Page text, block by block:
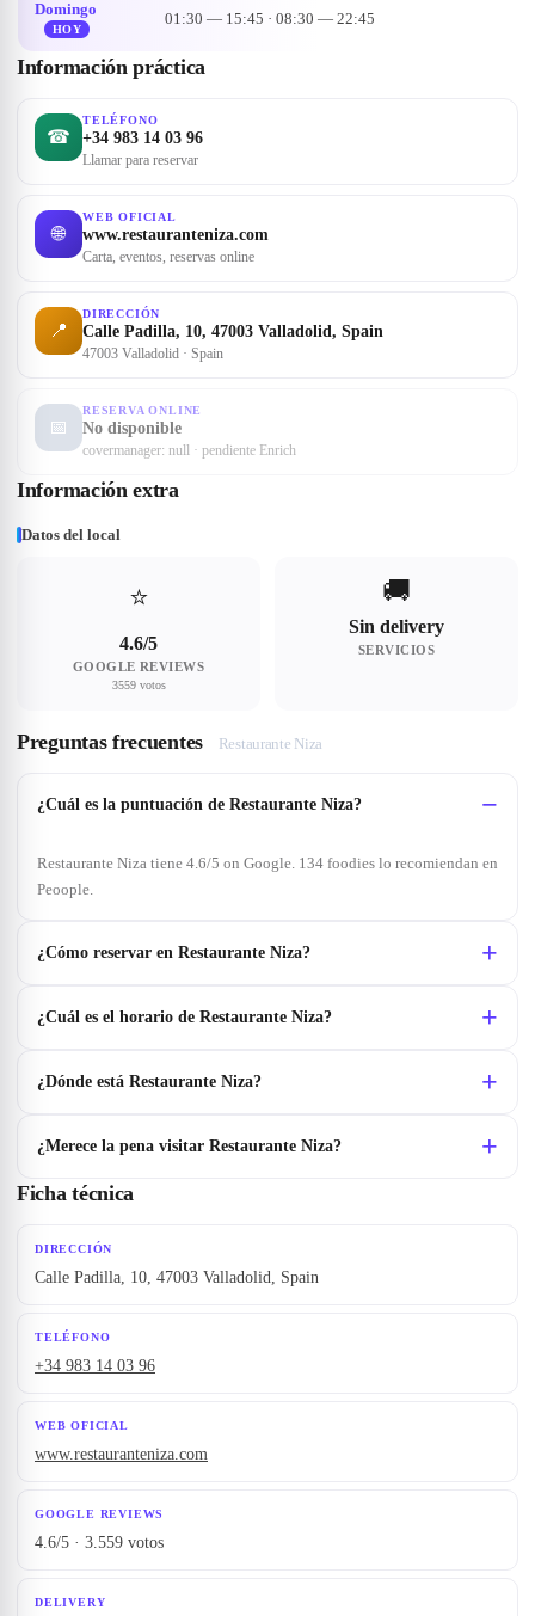
Domingo
HOY
01:30 — 15:45 · 08:30 — 22:45
Información práctica
☎
TELÉFONO
+34 983 14 03 96
Llamar para reservar
🌐
WEB OFICIAL
www.restauranteniza.com
Carta, eventos, reservas online
📍
DIRECCIÓN
Calle Padilla, 10, 47003 Valladolid, Spain
47003 Valladolid · Spain
📅
RESERVA ONLINE
No disponible
covermanager: null · pendiente Enrich
Información extra
Datos del local
⭐
4.6/5
GOOGLE REVIEWS
3559 votos
🚚
Sin delivery
SERVICIOS
Preguntas frecuentes Restaurante Niza
¿Cuál es la puntuación de Restaurante Niza?
Restaurante Niza tiene 4.6/5 on Google. 134 foodies lo recomiendan en
Peoople.
¿Cómo reservar en Restaurante Niza?
¿Cuál es el horario de Restaurante Niza?
¿Dónde está Restaurante Niza?
¿Merece la pena visitar Restaurante Niza?
Ficha técnica
DIRECCIÓN
Calle Padilla, 10, 47003 Valladolid, Spain
TELÉFONO
+34 983 14 03 96
WEB OFICIAL
www.restauranteniza.com
GOOGLE REVIEWS
4.6/5 · 3.559 votos
DELIVERY